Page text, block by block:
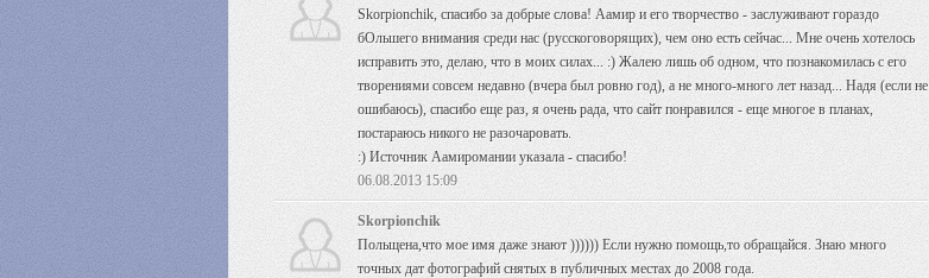
Skorpionchik, спасибо за добрые слова! Аамир и его творчество - заслуживают гораздо
бОльшего внимания среди нас (русскоговорящих), чем оно есть сейчас... Мне очень хотелось
исправить это, делаю, что в моих силах... :) Жалею лишь об одном, что познакомилась с его
творениями совсем недавно (вчера был ровно год), а не много-много лет назад... Надя (если не
ошибаюсь), спасибо еще раз, я очень рада, что сайт понравился - еще многое в планах,
постараюсь никого не разочаровать.
:) Источник Аамиромании указала - спасибо!
06.08.2013 15:09
Skorpionchik
Польщена,что мое имя даже знают )))))) Если нужно помощь,то обращайся. Знаю много
точных дат фотографий снятых в публичных местах до 2008 года.